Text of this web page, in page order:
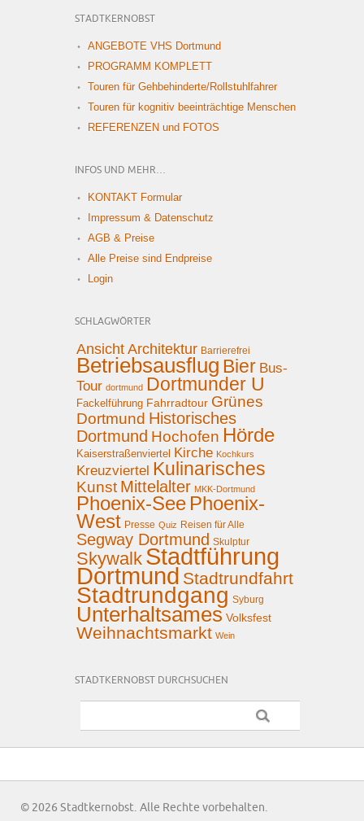
STADTKERNOBST
ANGEBOTE VHS Dortmund
PROGRAMM KOMPLETT
Touren für Gehbehinderte/Rollstuhlfahrer
Touren für kognitiv beeinträchtige Menschen
REFERENZEN und FOTOS
INFOS UND MEHR…
KONTAKT Formular
Impressum & Datenschutz
AGB & Preise
Alle Preise sind Endpreise
Login
SCHLAGWÖRTER
Ansicht Architektur Barrierefrei
Betriebsausflug Bier Bus-
Tour dortmund Dortmunder U
Fackelführung Fahrradtour Grünes
Dortmund Historisches
Dortmund Hochofen Hörde
Kaiserstraßenviertel Kirche Kochkurs
Kreuzviertel Kulinarisches
Kunst Mittelalter MKK-Dortmund
Phoenix-See Phoenix-
West Presse Quiz Reisen für Alle
Segway Dortmund Skulptur
Skywalk Stadtführung
Dortmund Stadtrundfahrt
Stadtrundgang Syburg
Unterhaltsames Volksfest
Weihnachtsmarkt Wein
STADTKERNOBST DURCHSUCHEN
© 2026 Stadtkernobst. Alle Rechte vorbehalten.